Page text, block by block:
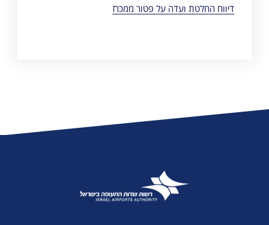
דיווח החלטת ועדה על פטור ממכרז